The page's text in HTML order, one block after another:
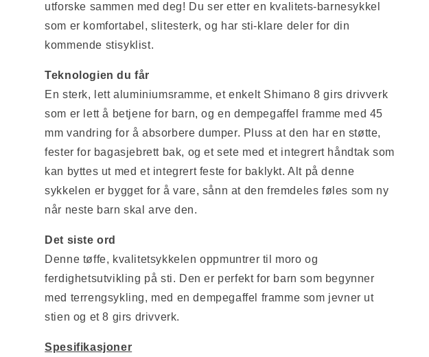
utforske sammen med deg! Du ser etter en kvalitets-barnesykkel
som er komfortabel, slitesterk, og har sti-klare deler for din
kommende stisyklist.
Teknologien du får
En sterk, lett aluminiumsramme, et enkelt Shimano 8 girs drivverk
som er lett å betjene for barn, og en dempegaffel framme med 45
mm vandring for å absorbere dumper. Pluss at den har en støtte,
fester for bagasjebrett bak, og et sete med et integrert håndtak som
kan byttes ut med et integrert feste for baklykt. Alt på denne
sykkelen er bygget for å vare, sånn at den fremdeles føles som ny
når neste barn skal arve den.
Det siste ord
Denne tøffe, kvalitetsykkelen oppmuntrer til moro og
ferdighetsutvikling på sti. Den er perfekt for barn som begynner
med terrengsykling, med en dempegaffel framme som jevner ut
stien og et 8 girs drivverk.
Spesifikasjoner